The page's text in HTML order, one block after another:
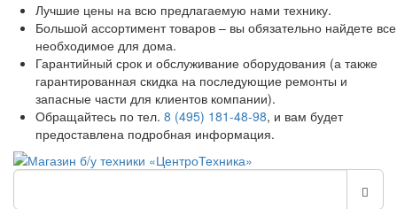
Лучшие цены на всю предлагаемую нами технику.
Большой ассортимент товаров – вы обязательно найдете все
необходимое для дома.
Гарантийный срок и обслуживание оборудования (а также
гарантированная скидка на последующие ремонты и
запасные части для клиентов компании).
Обращайтесь по тел. 8 (495) 181-48-98, и вам будет
предоставлена подробная информация.